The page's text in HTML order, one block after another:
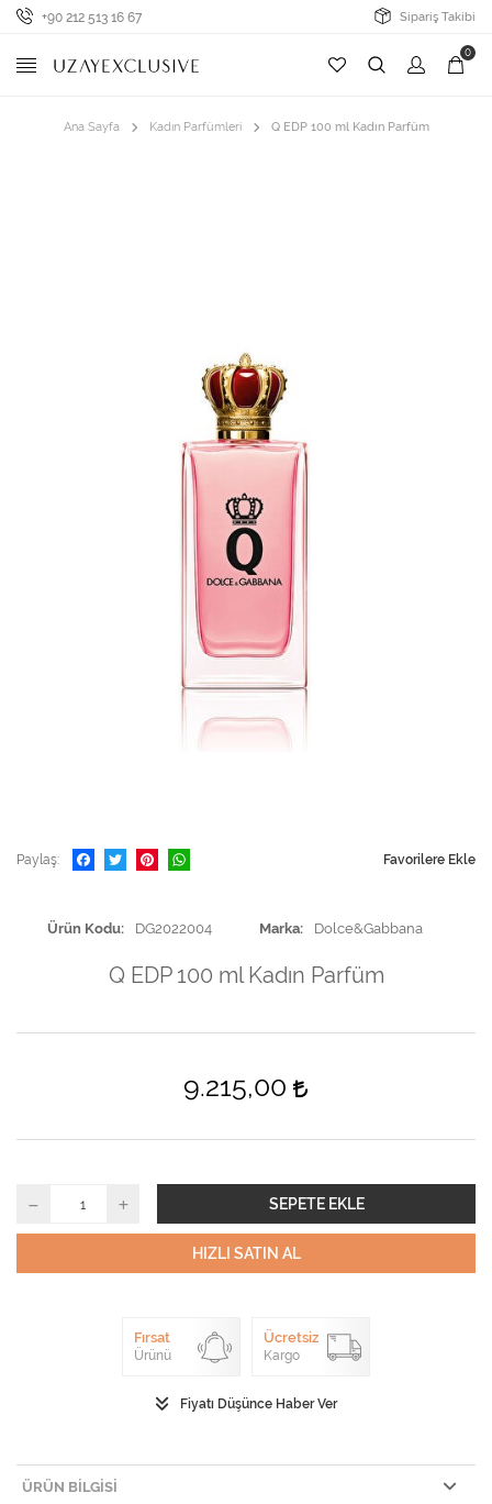
+90 212 513 16 67 Sipariş Takibi
0
Ana Sayfa Kadın Parfümleri Q EDP 100 ml Kadın Parfüm
Paylaş Favorilere Ekle
Ürün Kodu DG2022004 Marka Dolce&Gabbana
Q EDP 100 ml Kadın Parfüm
9.215,00
SEPETE EKLE
HIZLI SATIN AL
Fırsat
Ürünü
Ücretsiz
Kargo
Fiyatı Düşünce Haber Ver
ÜRÜN BILGISI